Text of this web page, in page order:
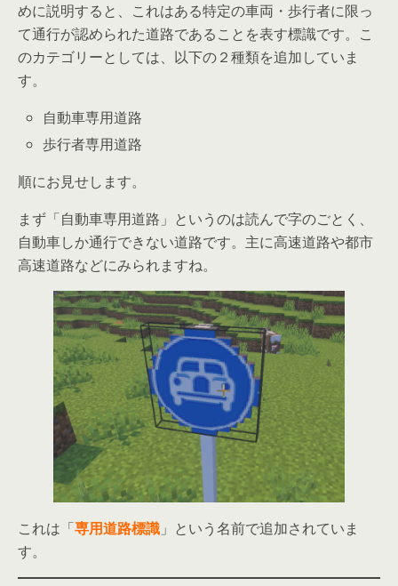
めに説明すると、これはある特定の車両・歩行者に限っ
て通行が認められた道路であることを表す標識です。こ
のカテゴリーとしては、以下の２種類を追加していま
す。
自動車専用道路
歩行者専用道路
順にお見せします。
まず「自動車専用道路」というのは読んで字のごとく、
自動車しか通行できない道路です。主に高速道路や都市
高速道路などにみられますね。
これは「専用道路標識 」という名前で追加されていま
す。